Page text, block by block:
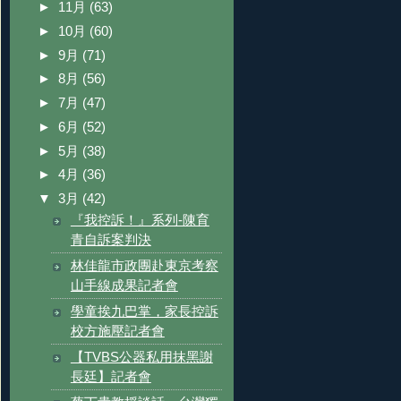
► 11月 (63)
► 10月 (60)
► 9月 (71)
► 8月 (56)
► 7月 (47)
► 6月 (52)
► 5月 (38)
► 4月 (36)
▼ 3月 (42)
『我控訴！』系列-陳育
青自訴案判決
林佳龍市政團赴東京考察
山手線成果記者會
學童挨九巴掌，家長控訴
校方施壓記者會
【TVBS公器私用抹黑謝
長廷】記者會